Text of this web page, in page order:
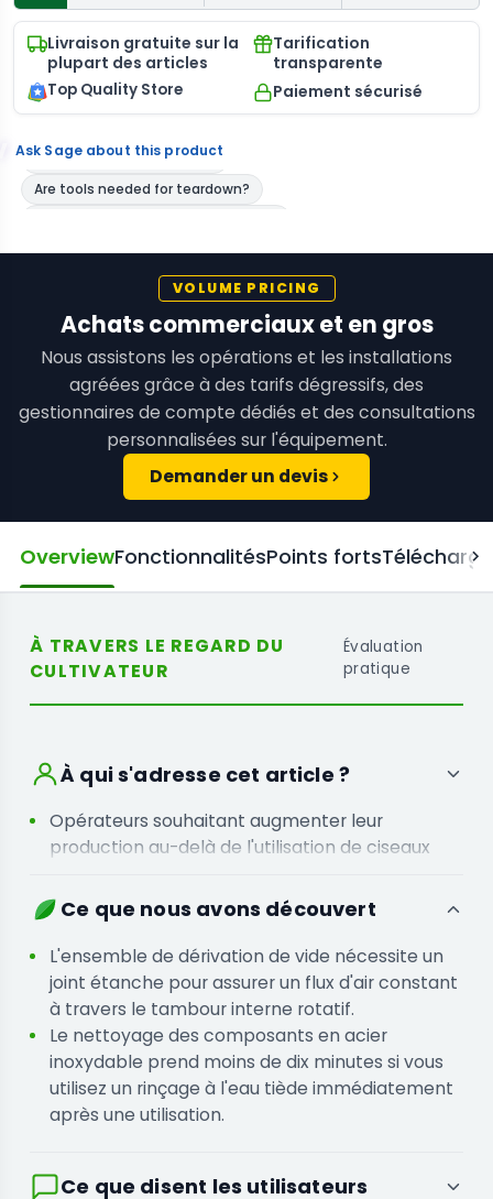
Livraison gratuite sur la
plupart des articles
Tarification
transparente
Top Quality Store Paiement sécurisé
Ask Sage about this product
VOLUME PRICING
Achats commerciaux et en gros
Nous assistons les opérations et les installations
agréées grâce à des tarifs dégressifs, des
gestionnaires de compte dédiés et des consultations
personnalisées sur l'équipement.
Demander un devis
OverviewFonctionnalitésPoints forts
À TRAVERS LE REGARD DU
CULTIVATEUR
Évaluation
pratique
À qui s'adresse cet article ?
Opérateurs souhaitant augmenter leur
production au-delà de l'utilisation de ciseaux
machines industrielles.
Producteurs qui privilégient la portabilité et ont
besoin de déplacer leur équipement entre
différentes stations de traitement ou sites.
Ce que nous avons découvert
L'ensemble de dérivation de vide nécessite un
joint étanche pour assurer un flux d'air constant
à travers le tambour interne rotatif.
Le nettoyage des composants en acier
inoxydable prend moins de dix minutes si vous
utilisez un rinçage à l'eau tiède immédiatement
après une utilisation.
Ce que disent les utilisateurs